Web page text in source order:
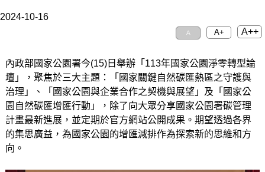
2024-10-16
A A+ A++
內政部國家公園署今(15)日舉辦「113年國家公園淨零轉型論
壇」，聚焦於三大主題：「國家關鍵自然碳匯熱區之守護與
治理」、「國家公園與企業合作之契機與展望」及「國家公
園自然碳匯增匯行動」，除了向大眾分享國家公園署碳管理
計畫最新進展，並定期於官方網站公開成果。期望透過各界
的集思廣益，為國家公園的增匯減排作為探索新的思維和方
向。